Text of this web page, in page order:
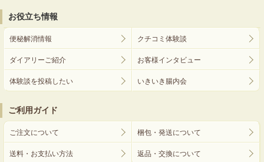
お役立ち情報
便秘解消情報 クチコミ体験談
ダイアリーご紹介 お客様インタビュー
体験談を投稿したい いきいき腸内会
ご利用ガイド
ご注文について 梱包・発送について
送料・お支払い方法 返品・交換について